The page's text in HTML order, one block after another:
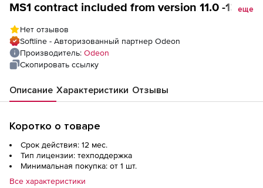
MS1 contract included from version 11.0 -13.0
еще
Нет отзывов
Softline - Авторизованный партнер Odeon
Производитель: Odeon
Скопировать ссылку
Описание Характеристики Отзывы
Коротко о товаре
Срок действия: 12 мес.
Тип лицензии: техподдержка
Минимальная покупка: от 1 шт.
Все характеристики